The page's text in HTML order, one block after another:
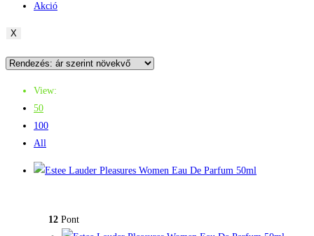
Akció
X
View:
50
100
All
12 Pont